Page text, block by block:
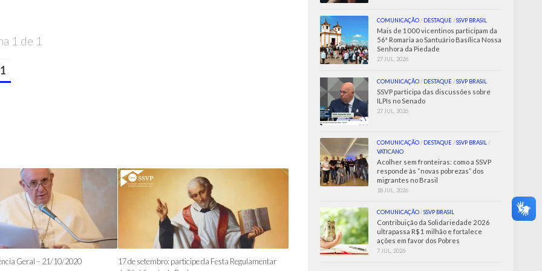
1 de 1
1
Geral – 21/10/2020
17 de setembro: participe da Festa Regulamentar
COMUNICAÇÃO / DESTAQUE /SSVP BRASIL
Mais de 1000 vicentinos participam da
56ª Romaria ao Santuário Basílica Nossa
Senhora da Piedade
27 JUL, 2026
COMUNICAÇÃO / DESTAQUE /SSVP BRASIL
SSVP participa das discussões sobre
ILPIs no Senado
27 JUL, 2026
COMUNICAÇÃO / DESTAQUE /SSVP BRASIL /
VATICANO
Acolher sem fronteiras: como a SSVP
responde às “novas pobrezas” dos
migrantes no Brasil
18 JUL, 2026
COMUNICAÇÃO /SSVP BRASIL
Contribuição da Solidariedade 2026
ultrapassa R$ 1 milhão e fortalece
ações em favor dos Pobres
7 JUL, 2026